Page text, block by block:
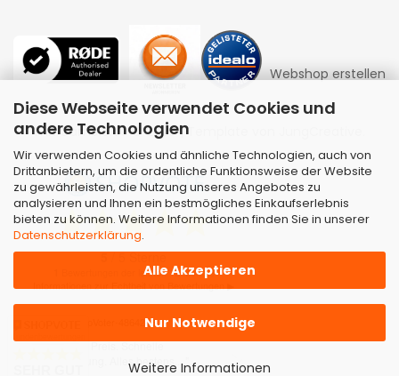
Diese Webseite verwendet Cookies und
andere Technologien
Wir verwenden Cookies und ähnliche Technologien, auch von
Drittanbietern, um die ordentliche Funktionsweise der Website
zu gewährleisten, die Nutzung unseres Angebotes zu
analysieren und Ihnen ein bestmögliches Einkaufserlebnis
bieten zu können. Weitere Informationen finden Sie in unserer
Datenschutzerklärung.
Alle Akzeptieren
Nur Notwendige
Weitere Informationen
Webshop erstellen
mit Gambio.de © 2026 | Template von